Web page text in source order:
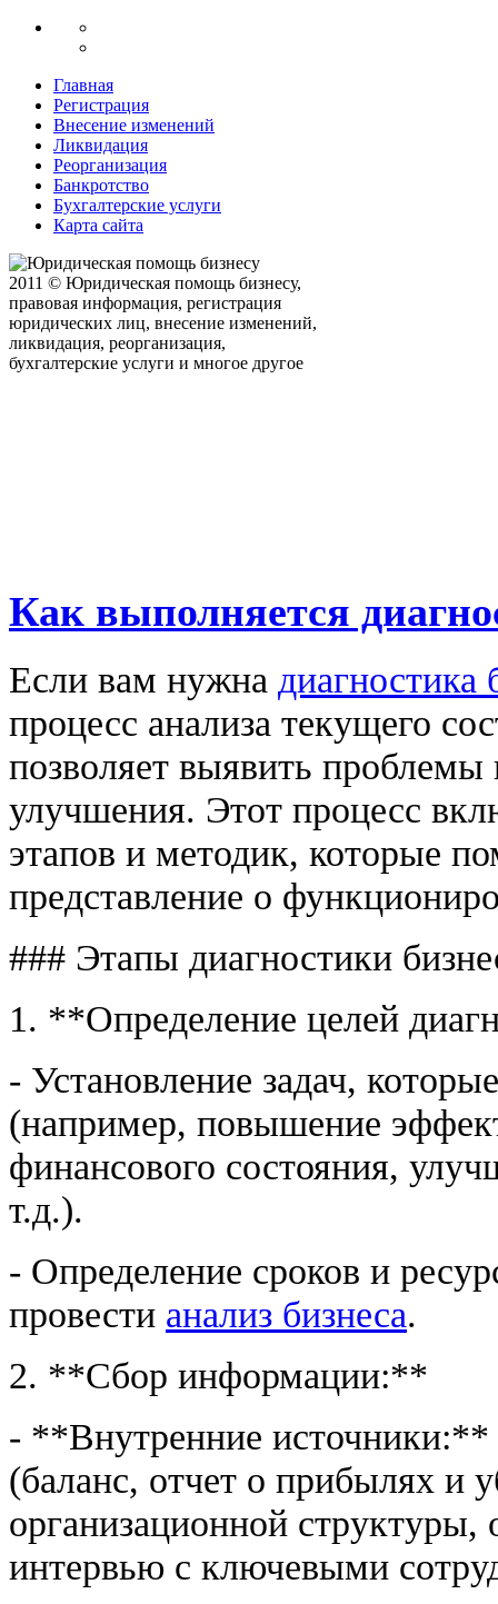
Главная
Регистрация
Внесение изменений
Ликвидация
Реорганизация
Банкротство
Бухгалтерские услуги
Карта сайта
Как выполняется
Если вам нужна диагностика
процесс анализа текущего
позволяет выявить
улучшения. Этот процесс
этапов и методик, которые
представление о
### Этапы диагностики
1. **Определение целей
- Установление задач,
(например, повышение
финансового состояния,
т.д.).
- Определение сроков и
провести анализ бизнеса.
2. **Сбор информации:**
- **Внутренние источники:**
(баланс, отчет о прибылях и
организационной структуры,
интервью с ключевыми
2011 © Юридическая помощь бизнесу,
правовая информация, регистрация
юридических лиц, внесение изменений,
ликвидация, реорганизация,
бухгалтерские услуги и многое другое